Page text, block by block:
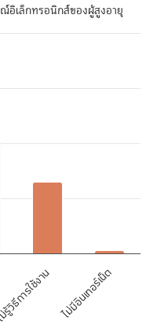
อิเล็กทรอนิกส์ของผู้สูงอายุ
ไม่รู้วิธีการใช้งาน ไม่มีอินเทอร์เน็ต